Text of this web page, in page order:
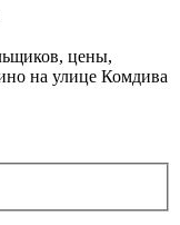
цены,
на улице Комдива